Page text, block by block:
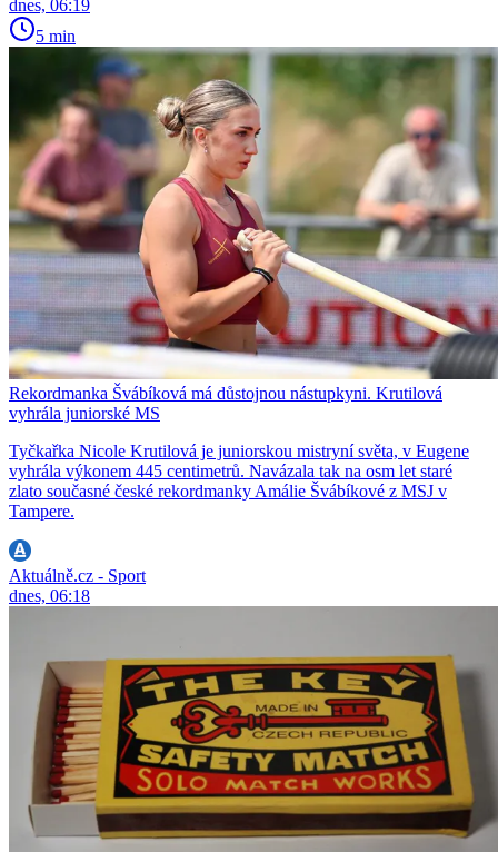
dnes, 06:19
5 min
Rekordmanka Švábíková má důstojnou nástupkyni. Krutilová
vyhrála juniorské MS
Tyčkařka Nicole Krutilová je juniorskou mistryní světa, v Eugene
vyhrála výkonem 445 centimetrů. Navázala tak na osm let staré
zlato současné české rekordmanky Amálie Švábíkové z MSJ v
Tampere.
Aktuálně.cz - Sport
dnes, 06:18